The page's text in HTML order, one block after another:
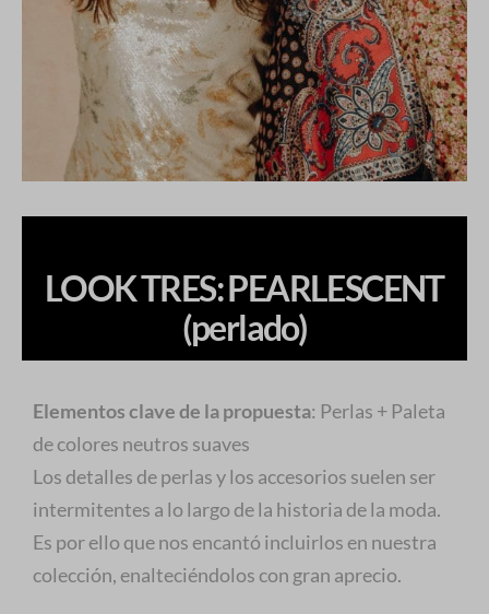
LOOK TRES: PEARLESCENT
(perlado)
Elementos clave de la propuesta: Perlas + Paleta
de colores neutros suaves
Los detalles de perlas y los accesorios suelen ser
intermitentes a lo largo de la historia de la moda.
Es por ello que nos encantó incluirlos en nuestra
colección, enalteciéndolos con gran aprecio.